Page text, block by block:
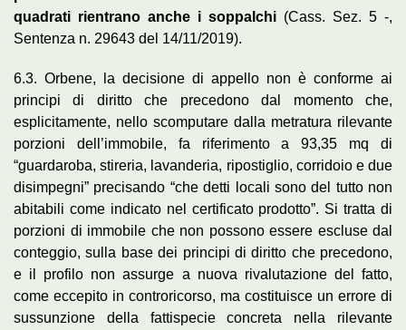
quadrati rientrano anche i soppalchi (Cass. Sez. 5 -,
Sentenza n. 29643 del 14/11/2019).
6.3. Orbene, la decisione di appello non è conforme ai
principi di diritto che precedono dal momento che,
esplicitamente, nello scomputare dalla metratura rilevante
porzioni dell’immobile, fa riferimento a 93,35 mq di
“guardaroba, stireria, lavanderia, ripostiglio, corridoio e due
disimpegni” precisando “che detti locali sono del tutto non
abitabili come indicato nel certificato prodotto”. Si tratta di
porzioni di immobile che non possono essere escluse dal
conteggio, sulla base dei principi di diritto che precedono,
e il profilo non assurge a nuova rivalutazione del fatto,
come eccepito in controricorso, ma costituisce un errore di
sussunzione della fattispecie concreta nella rilevante